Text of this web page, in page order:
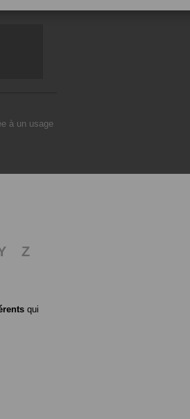
à un usage
Z
qui